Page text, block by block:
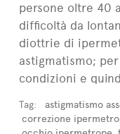
persone oltre 40
difficoltà da
diottrie di
astigmatismo;
condizioni e
difetto del
Tag:
astigmatismo
correzione